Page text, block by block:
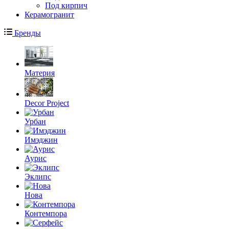
Под кирпич
Керамогранит
Бренды
Материя
Decor Project
Урбан
Имэджин
Аурис
Эклипс
Нова
Контемпора